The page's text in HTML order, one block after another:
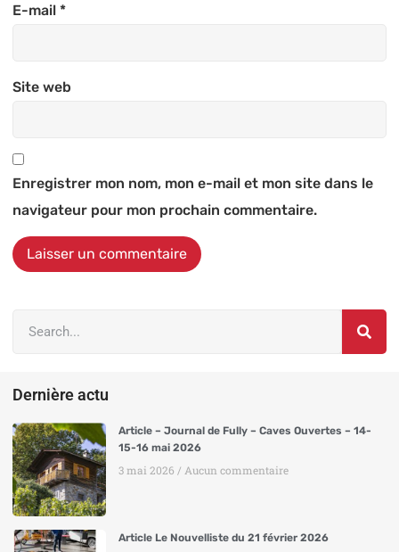
E-mail *
Site web
Enregistrer mon nom, mon e-mail et mon site dans le
navigateur pour mon prochain commentaire.
Dernière actu
Article – Journal de Fully – Caves Ouvertes – 14-
15-16 mai 2026
3 mai 2026 Aucun commentaire
Article Le Nouvelliste du 21 février 2026